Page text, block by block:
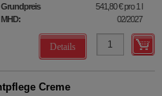
Grundpreis
541,80 €pro 1 l
MHD:
02/2027
Details
Creme